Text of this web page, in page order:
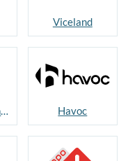
Viceland
Caiway informatie Havoc